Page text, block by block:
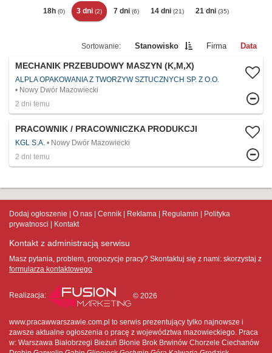
18h (0) 3 dni (2) 7 dni (6) 14 dni (21) 21 dni (35)
Stanowisko Firma Data
MECHANIK PRZEBUDOWY MASZYN (K,M,X)
ALPLA OPAKOWANIA Z TWORZYW SZTUCZNYCH SP. Z O.O.
Nowy Dwór Mazowiecki
2 dni temu
PRACOWNIK / PRACOWNICZKA PRODUKCJI
KGL S.A.
Nowy Dwór Mazowiecki
2 dni temu
Dodaj ogłoszenie O nas Cennik Reklama Regulamin
Polityka
prywatnosci
Kontakt
Kontakt z administracją serwisu
Masz pytania, problem, propozycje pracy? Skontaktuj się z nami: skorzystaj z
formularza kontaktowego
Realizacja: © 2026
www.pracawwarszawie.com.pl to serwis prezentujący tylko najnowsze i
zawsze aktualne ogłoszenia o pracę z województwa mazowieckiego. Praca
w: Warszawa Białobrzegi Bieżuń Błonie Brok Brwinów Chorzele Ciechanów